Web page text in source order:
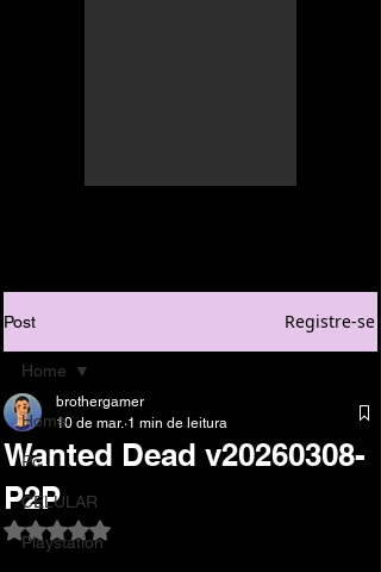
Post Registre-se
Home
Pc
CELULAR
Playstation
Home
Wanted Dead v20260308-
P2P
brothergamer
10 de mar. 1 min de leitura
Avaliado com NaN de 5 estrelas.